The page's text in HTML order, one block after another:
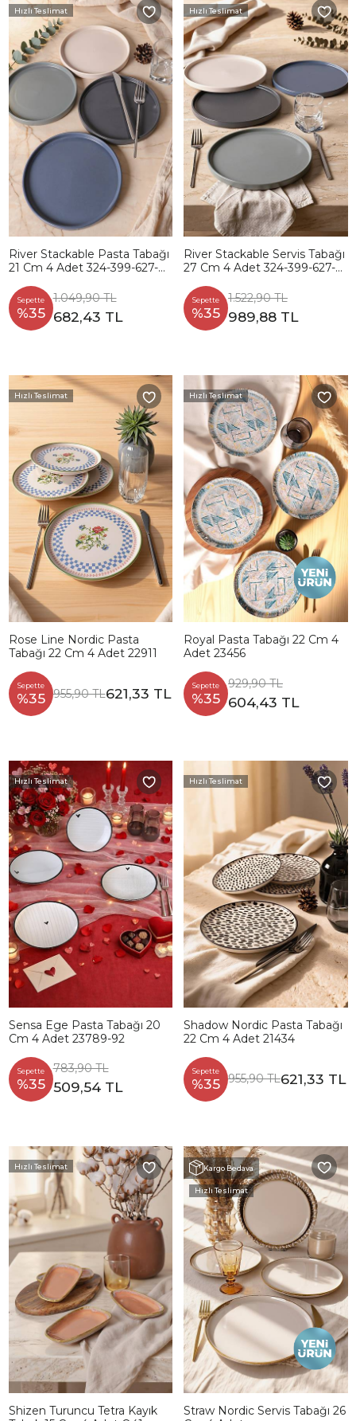
Hızlı Teslimat
River Stackable Pasta Tabağı
21 Cm 4 Adet 324-399-627-
Sepette
%35
1.049,90 TL
682,43 TL
Hızlı Teslimat
River Stackable Servis Tabağı
27 Cm 4 Adet 324-399-627-
Sepette
%35
1.522,90 TL
989,88 TL
Hızlı Teslimat
Rose Line Nordic Pasta
Tabağı 22 Cm 4 Adet 22911
Sepette
%35 955,90 TL621,33 TL
Hızlı Teslimat
Royal Pasta Tabağı 22 Cm 4
Adet 23456
Sepette
%35
929,90 TL
604,43 TL
Hızlı Teslimat
Sensa Ege Pasta Tabağı 20
Cm 4 Adet 23789-92
Sepette
%35
783,90 TL
509,54 TL
Hızlı Teslimat
Shadow Nordic Pasta Tabağı
22 Cm 4 Adet 21434
Sepette
%35 955,90 TL621,33 TL
Hızlı Teslimat
Shizen Turuncu Tetra Kayık
Kargo Bedava
Hızlı Teslimat
Straw Nordic Servis Tabağı 26